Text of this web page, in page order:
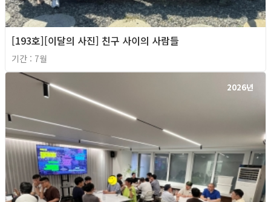
[193호][이달의 사진] 친구 사이의 사람들
기간 : 7월
2026년